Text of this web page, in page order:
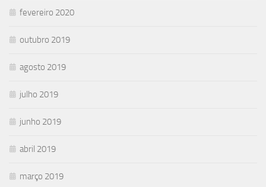
fevereiro 2020
outubro 2019
agosto 2019
julho 2019
junho 2019
abril 2019
março 2019